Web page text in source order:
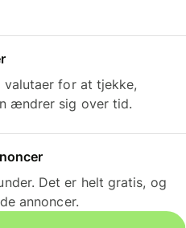
valutaer for at tjekke,
ændrer sig over tid.
Det er helt gratis, og
annoncer.